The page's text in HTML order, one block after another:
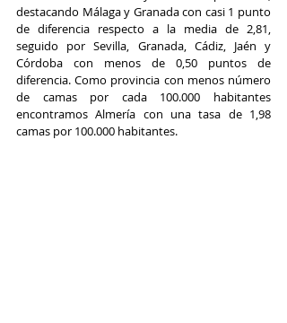
destacando Málaga y Granada con casi 1 punto
de diferencia respecto a la media de 2,81,
seguido por Sevilla, Granada, Cádiz, Jaén y
Córdoba con menos de 0,50 puntos de
diferencia. Como provincia con menos número
de camas por cada 100.000 habitantes
encontramos Almería con una tasa de 1,98
camas por 100.000 habitantes.